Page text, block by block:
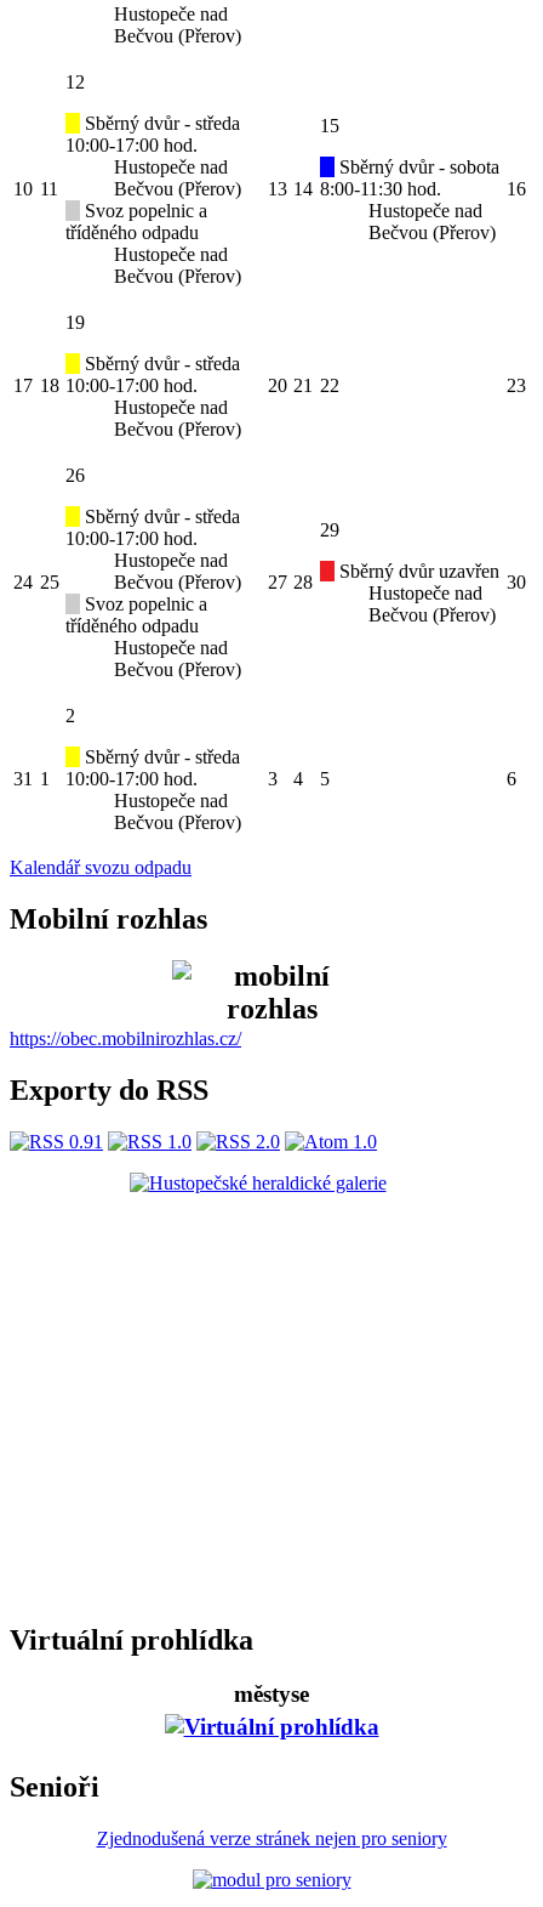
Hustopeče nad
Bečvou (Přerov)
10 11
12
Sběrný dvůr - středa
10:00-17:00 hod.
Hustopeče nad
Bečvou (Přerov)
Svoz popelnic a
tříděného odpadu
Hustopeče nad
Bečvou (Přerov)
13 14
15
Sběrný dvůr - sobota
8:00-11:30 hod.
Hustopeče nad
Bečvou (Přerov)
16
17 18
19
Sběrný dvůr - středa
10:00-17:00 hod.
Hustopeče nad
Bečvou (Přerov)
20 21 22 23
24 25
26
Sběrný dvůr - středa
10:00-17:00 hod.
Hustopeče nad
Bečvou (Přerov)
Svoz popelnic a
tříděného odpadu
Hustopeče nad
Bečvou (Přerov)
27 28
29
Sběrný dvůr uzavřen
Hustopeče nad
Bečvou (Přerov)
30
31 1
2
Sběrný dvůr - středa
10:00-17:00 hod.
Hustopeče nad
Bečvou (Přerov)
3 4 5 6
Kalendář svozu odpadu
Mobilní rozhlas
https://obec.mobilnirozhlas.cz/
Exporty do RSS
Virtuální prohlídka
městyse
Senioři
Zjednodušená verze stránek nejen pro seniory